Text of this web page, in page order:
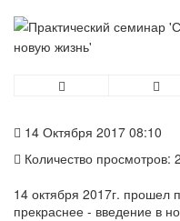
14 Октября 2017 08:10
Количество просмотров:
14 октября 2017г. прошел
прекраснее - введение в